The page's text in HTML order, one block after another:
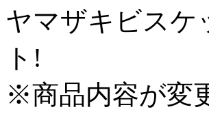
ヤマザキビスケ
ト!
※商品内容が変